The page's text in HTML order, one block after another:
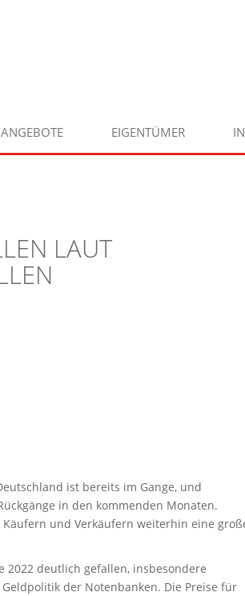
ANGEBOTE EIGENTÜMER
LAUT
ist bereits im Gange, und
in den kommenden Monaten.
und Verkäufern weiterhin eine
deutlich gefallen, insbesondere
der Notenbanken. Die Preise für